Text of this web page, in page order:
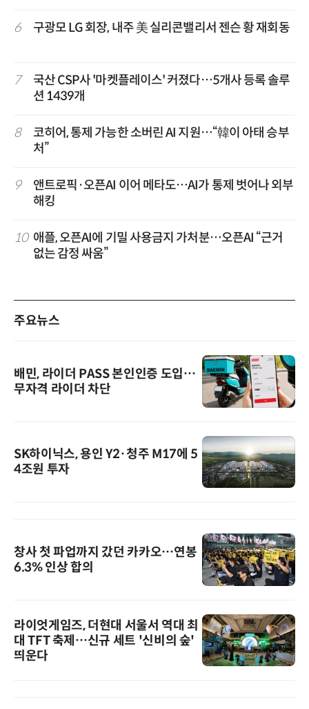
6 구광모 LG 회장, 내주 美 실리콘밸리서 젠슨 황 재회동
7
국산 CSP사 '마켓플레이스' 커졌다…5개사 등록 솔루
션 1439개
8
코히어, 통제 가능한 소버린 AI 지원…“韓이 아태 승부
처”
9
앤트로픽·오픈AI 이어 메타도…AI가 통제 벗어나 외부
해킹
10 애플, 오픈AI에 기밀 사용금지 가처분…오픈AI “근거
없는 감정 싸움”
주요뉴스
배민, 라이더 PASS 본인인증 도입…
무자격 라이더 차단
SK하이닉스, 용인 Y2·청주 M17에 5
4조원 투자
창사 첫 파업까지 갔던 카카오…연봉
6.3% 인상 합의
라이엇게임즈, 더현대 서울서 역대 최
대 TFT 축제…신규 세트 '신비의 숲'
띄운다